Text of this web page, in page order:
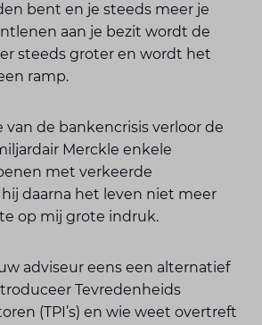
bent en je steeds meer je
aan je bezit wordt de
steeds groter en wordt het
ramp.
de bankencrisis verloor de
Merckle enkele
met verkeerde
daarna het leven niet meer
op mij grote indruk.
adviseur eens een alternatief
Tevredenheids
(TPI’s) en wie weet overtreft